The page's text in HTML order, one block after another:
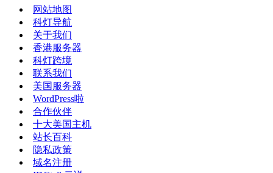
网站地图
科灯导航
关于我们
香港服务器
科灯跨境
联系我们
美国服务器
WordPress啦
合作伙伴
十大美国主机
站长百科
隐私政策
域名注册